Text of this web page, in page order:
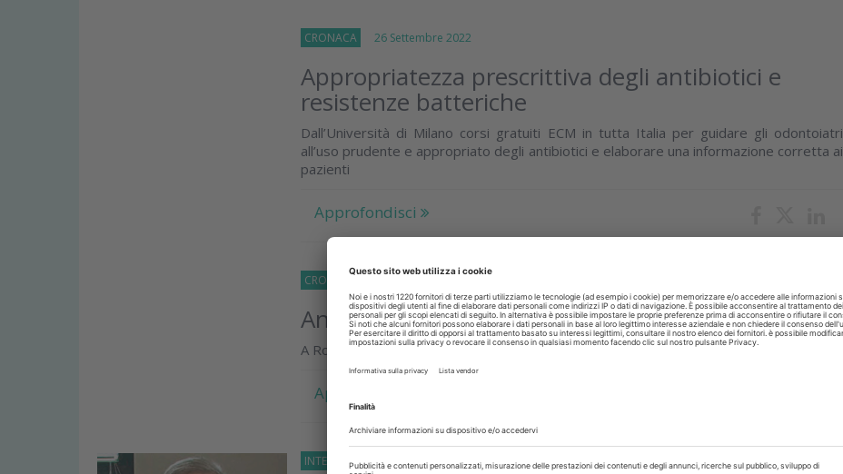
CRONACA 26 Settembre 2022
Appropriatezza prescrittiva degli antibiotici e
resistenze batteriche
Dall’Università di Milano corsi gratuiti ECM in tutta Italia per guidare gli odontoiatri
all’uso prudente e appropriato degli antibiotici e elaborare una informazione corretta ai
pazienti
Approfondisci
CRONACA
Antibiotico resistenza, è emergenza globale
A Roma si è fatto il punto, l’Italia in prima linea
Approfondisci
INTERVISTE 16 Novembre 2017